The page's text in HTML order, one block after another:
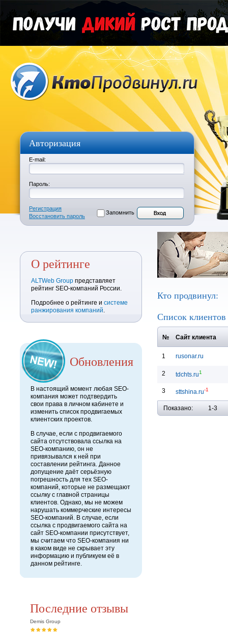
Авторизация
E-mail:
Пароль:
Регистрация
Восстановить пароль
Запомнить
О рейтинге
ALTWeb Group представляет
рейтинг SEO-компаний России.
Подробнее о рейтинге и системе
ранжирования компаний.
Обновления
В настоящий момент любая SEO-
компания может подтвердить
свои права в личном кабинете и
изменить список продвигаемых
клиентских проектов.
В случае, если с продвигаемого
сайта отсутствовала ссылка на
SEO-компанию, он не
привязывался к ней при
составлении рейтинга. Данное
допущение даёт серьёзную
погрешность для тех SEO-
компаний, которые не размещают
ссылку с главной страницы
клиентов. Однако, мы не можем
нарушать коммерческие интересы
SEO-компаний. В случае, если
ссылка с продвигаемого сайта на
сайт SEO-компании присутствует,
мы считаем что SEO-компания ни
в каком виде не скрывает эту
информацию и публикуем её в
данном рейтинге.
Последние отзывы
Demis Group
Кто продвинул:
Список
№ Сайт клиента
1 rusonar.ru
2 tdchts.ru1
3 sttshina.ru-1
Показано: 1-3